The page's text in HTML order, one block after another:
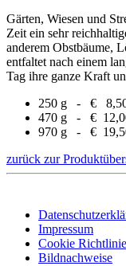
Gärten, Wiesen und
Zeit ein sehr
anderem Obstbäume,
entfaltet nach einem
Tag ihre ganze Kraft
250 g - €
470 g - €
970 g - €
zurück zur
Impressum
Cookie
Bildnachweise